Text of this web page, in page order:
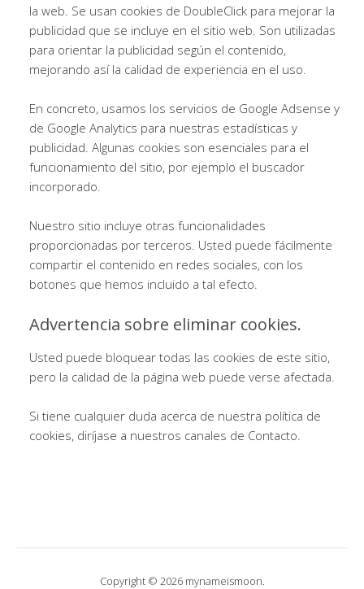
la web. Se usan cookies de DoubleClick para mejorar la
publicidad que se incluye en el sitio web. Son utilizadas
para orientar la publicidad según el contenido,
mejorando así la calidad de experiencia en el uso.
En concreto, usamos los servicios de Google Adsense y
de Google Analytics para nuestras estadísticas y
publicidad. Algunas cookies son esenciales para el
funcionamiento del sitio, por ejemplo el buscador
incorporado.
Nuestro sitio incluye otras funcionalidades
proporcionadas por terceros. Usted puede fácilmente
compartir el contenido en redes sociales, con los
botones que hemos incluido a tal efecto.
Advertencia sobre eliminar cookies.
Usted puede bloquear todas las cookies de este sitio,
pero la calidad de la página web puede verse afectada.
Si tiene cualquier duda acerca de nuestra política de
cookies, diríjase a nuestros canales de Contacto.
Copyright © 2026 mynameismoon.